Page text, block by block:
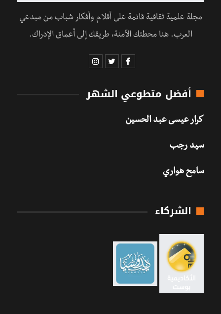
مجلة علمية ثقافية قائمة على أقلام وأفكار شباب من مبدعي
العرب. هنا محطتك الآمنة، طريقك إلى أعماق الإدراك.
أفضل متطوعي الشهر
كرار عيسى عبد الحسين
سيد رجب
سامح هواري
الشركاء